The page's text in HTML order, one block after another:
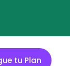
tu Plan